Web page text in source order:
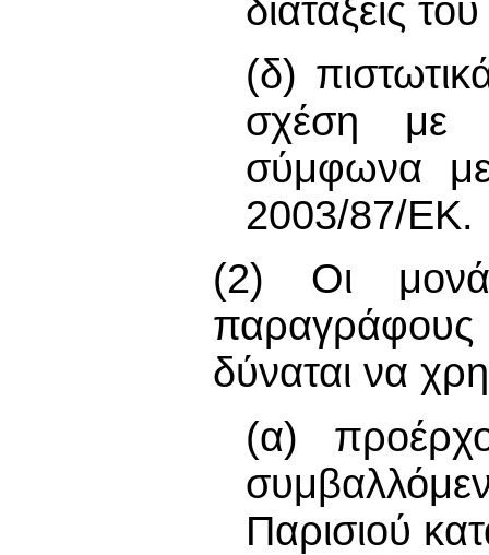
διατάξεις
(δ)
σχέση με
σύμφωνα
2003/87/ΕΚ.
(2) Οι
δύναται να
(α)
Παρισιού